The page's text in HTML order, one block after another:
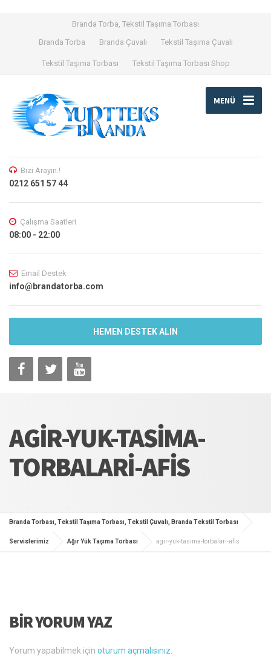
Branda Torba, Tekstil Taşıma Torbası
Branda Torba
Branda Çuvalı Tekstil Taşıma Çuvalı
Tekstil Taşıma Torbası Tekstil Taşıma Torbası Shop
MENÜ
Bizi Arayın.!
0212 651 57 44
Çalışma Saatleri
08:00 - 22:00
Email Destek
info@brandatorba.com
HEMEN DESTEK ALIN
AGIR-YUK-TASIMA-
TORBALARI-AFIS
Branda Torbası, Tekstil Taşıma Torbası, Tekstil Çuvalı, Branda Tekstil Torbası
Servislerimiz Ağır Yük Taşıma Torbası agir-yuk-tasima-torbalari-afis
BIR YORUM YAZ
Yorum yapabilmek için oturum açmalısınız